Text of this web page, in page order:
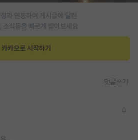
과 연동하여 게시글에 달린
소식등을 빠르게 받아보세요
카카오로 시작하기
댓글쓰기